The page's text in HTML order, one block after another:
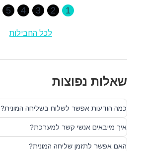
1
2
3
4
5
לכל החבילות
שאלות נפוצות
כמה הודעות אפשר לשלוח בשליחה המונית?
איך מייבאים אנשי קשר למערכת?
האם אפשר לתזמן שליחה המונית?